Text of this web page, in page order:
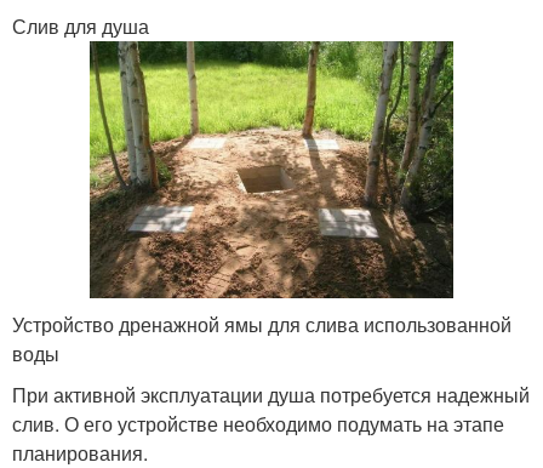
Слив для душа
Устройство дренажной ямы для слива использованной
воды
При активной эксплуатации душа потребуется надежный
слив. О его устройстве необходимо подумать на этапе
планирования.